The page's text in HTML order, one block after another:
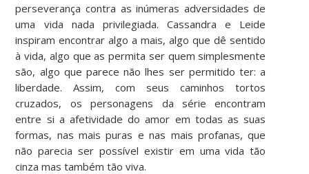
perseverança contra as inúmeras adversidades de
uma vida nada privilegiada. Cassandra e Leide
inspiram encontrar algo a mais, algo que dê sentido
à vida, algo que as permita ser quem simplesmente
são, algo que parece não lhes ser permitido ter: a
liberdade. Assim, com seus caminhos tortos
cruzados, os personagens da série encontram
entre si a afetividade do amor em todas as suas
formas, nas mais puras e nas mais profanas, que
não parecia ser possível existir em uma vida tão
cinza mas também tão viva.